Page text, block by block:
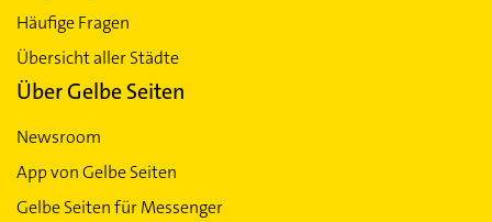
Häufige Fragen
Übersicht aller Städte
Über Gelbe Seiten
Newsroom
App von Gelbe Seiten
Gelbe Seiten für Messenger